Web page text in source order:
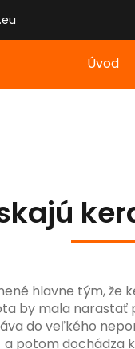
Úvod
hlavne tým,
by mala
do veľkého
a potom dochádza